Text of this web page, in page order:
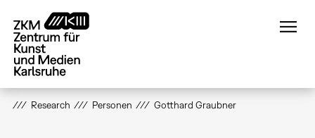
zum
Inhalt
Research Personen Gotthard Graubner